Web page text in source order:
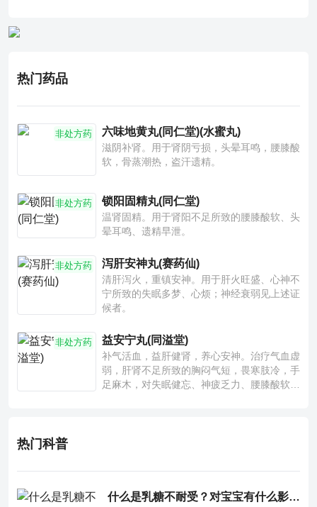
热门药品
非处方药 六味地黄丸(同仁堂)(水蜜丸)
滋阴补肾。用于肾阴亏损，头晕耳鸣，腰膝酸
软，骨蒸潮热，盗汗遗精。
非处方药 锁阳固精丸(同仁堂)
温肾固精。用于肾阳不足所致的腰膝酸软、头
晕耳鸣、遗精早泄。
非处方药 泻肝安神丸(赛药仙)
清肝泻火，重镇安神。用于肝火旺盛、心神不
宁所致的失眠多梦、心烦；神经衰弱见上述证
候者。
非处方药 益安宁丸(同溢堂)
补气活血，益肝健肾，养心安神。治疗气血虚
弱，肝肾不足所致的胸闷气短，畏寒肢冷，手
足麻木，对失眠健忘、神疲乏力、腰膝酸软也
热门科普
什么是乳糖不耐受？对宝宝有什么影响？